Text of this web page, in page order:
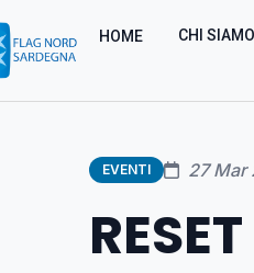
HOME CHI SIAMO
EVENTI 27 Mar